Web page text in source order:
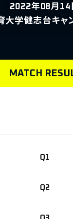
2022年08月14
大学健志台キャ
MATCH
Q1
Q2